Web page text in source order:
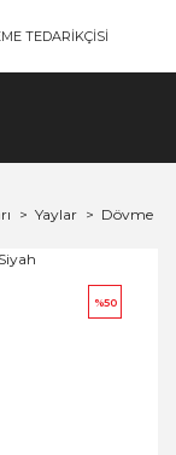
TEDARİKÇİSİ
Yaylar Dövme
%50